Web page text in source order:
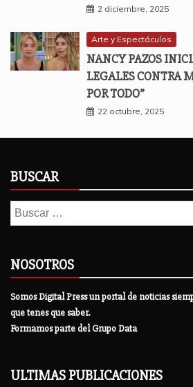
2 diciembre, 2025
Arte y Espectáculos
NANCY PAZOS
LEGALES CONTRA
POR TODO”
22 octubre, 2025
BUSCAR
Buscar:
NOSOTROS
Somos Digital Press un portal de noticias
que tenes que saber.
Formamos parte del Grupo Data
ULTIMAS PUBLICACIONES